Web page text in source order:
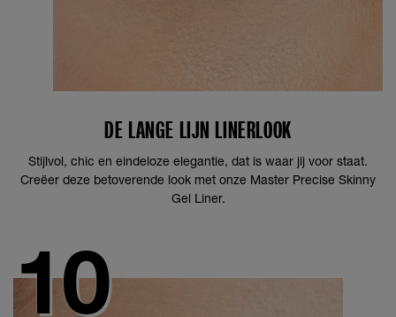
DE LANGE LIJN LINERLOOK
Stijlvol, chic en eindeloze elegantie, dat is waar jij voor staat.
Creëer deze betoverende look met onze Master Precise Skinny
Gel Liner.